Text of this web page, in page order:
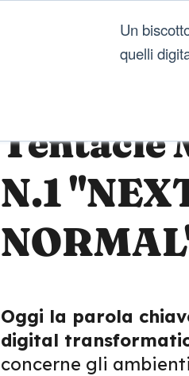
Un
quelli
Tentacle
N.1
Oggi la parola
digital
concerne gli